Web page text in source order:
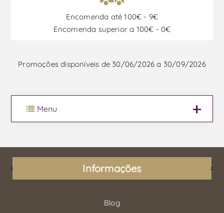
Encomenda até 100€ - 9€
Encomenda superior a 100€ - 0€
Promoções disponíveis de 30/06/2026 a 30/09/2026
Menu
Informações
Blog